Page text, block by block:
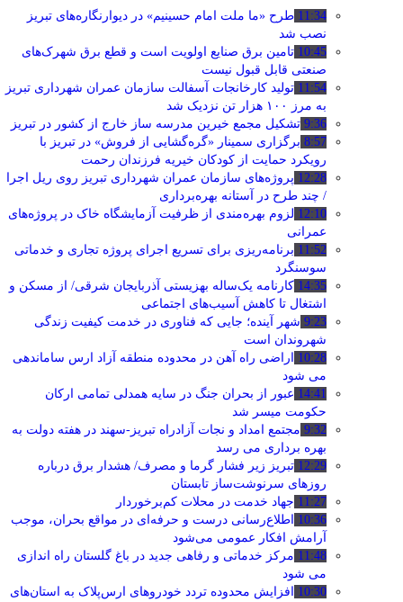
11:34 طرح «ما ملت امام حسینیم» در دیوارنگاره‌های تبریز
نصب شد
10:45 تامین برق صنایع اولویت است و قطع برق شهرک‌های
صنعتی قابل قبول نیست
11:54 تولید کارخانجات آسفالت سازمان عمران شهرداری تبریز
به مرز ۱۰۰ هزار تن نزدیک شد
9:36 تشکیل مجمع خیرین مدرسه ‌ساز خارج از کشور در تبریز
8:57 برگزاری سمینار «گره‌گشایی از فروش» در تبریز با
رویکرد حمایت از کودکان خیریه فرزندان رحمت
12:28 پروژه‌های سازمان عمران شهرداری تبریز روی ریل اجرا
/ چند طرح در آستانه بهره‌برداری
12:10 لزوم بهره‌مندی از ظرفیت آزمایشگاه خاک در پروژه‌های
عمرانی
11:52 برنامه‌ریزی برای تسریع اجرای پروژه تجاری و خدماتی
سوسنگرد
14:35 کارنامه یک‌ساله بهزیستی آذربایجان شرقی/ از مسکن و
اشتغال تا کاهش آسیب‌های اجتماعی
9:23 شهر آینده؛ جایی که فناوری در خدمت کیفیت زندگی
شهروندان است
10:28
اراضی راه آهن در محدوده منطقه آزاد ارس ساماندهی
می شود
14:41 عبور از بحران جنگ در سایه همدلی تمامی ارکان
حکومت میسر شد
9:32 مجتمع امداد و نجات آزادراه تبریز-سهند در هفته دولت به
بهره ‌برداری می‌ رسد
12:29 تبریز زیر فشار گرما و مصرف/ هشدار برق درباره
روزهای سرنوشت‌ساز تابستان
11:27 جهاد خدمت در محلات کم‌برخوردار
10:36 اطلاع‌رسانی درست و حرفه‌ای در مواقع بحران، موجب
آرامش افکار عمومی می‌شود
11:48 مرکز خدماتی و رفاهی جدید در باغ گلستان راه اندازی
می شود
10:30
افزایش محدوده تردد خودروهای ارس‌پلاک به استان‌های